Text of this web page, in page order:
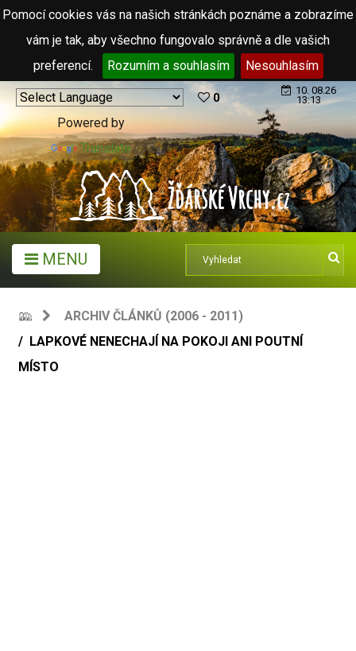
Pomocí cookies vás na našich stránkách poznáme a zobrazíme
vám je tak, aby všechno fungovalo správně a dle vašich
preferencí.
Rozumím a souhlasím Nesouhlasím
Powered by
Translate
0
10. 08.26
13:13
MENU
ARCHIV ČLÁNKŮ (2006 - 2011)
LAPKOVÉ NENECHAJÍ NA POKOJI ANI POUTNÍ
MÍSTO